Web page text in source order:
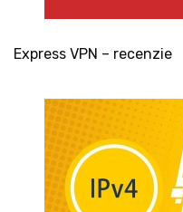
Express VPN – recenzie